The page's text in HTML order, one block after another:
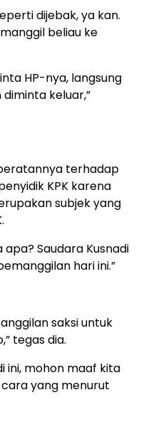
dijebak, ya kan.
beliau ke
HP-nya, langsung
keluar,”
terhadap
KPK karena
subjek yang
Saudara Kusnadi
hari ini.”
saksi untuk
tegas dia.
ini, mohon maaf kita
yang menurut